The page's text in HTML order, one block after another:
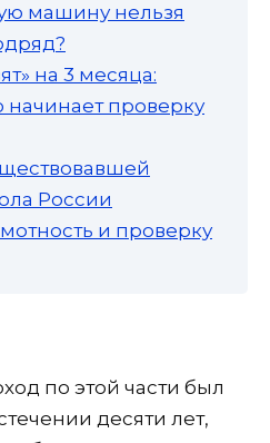
машину нельзя
на 3 месяца:
проверку
России
и проверку
по этой части был
десяти лет,